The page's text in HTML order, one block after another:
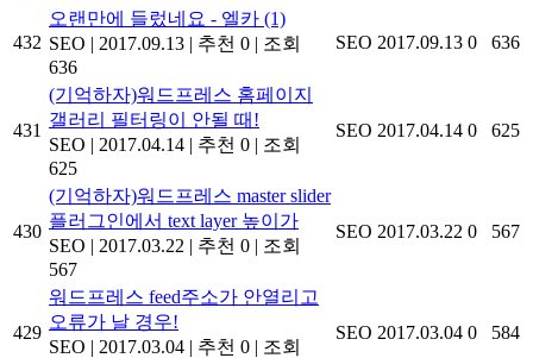
432
오랜만에 들렀네요 - 엘카 (1)
SEO | 2017.09.13 | 추천 0 | 조회
636
SEO 2017.09.13 0 636
431
(기억하자)워드프레스 홈페이지
갤러리 필터링이 안될 때!
SEO | 2017.04.14 | 추천 0 | 조회
625
SEO 2017.04.14 0 625
430
(기억하자)워드프레스 master slider
플러그인에서 text layer 높이가
SEO | 2017.03.22 | 추천 0 | 조회
567
SEO 2017.03.22 0 567
429
워드프레스 feed주소가 안열리고
오류가 날 경우!
SEO | 2017.03.04 | 추천 0 | 조회
SEO 2017.03.04 0 584